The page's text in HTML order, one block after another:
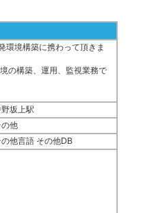
環境構築に携わって頂きま
の構築、運用、監視業務で
坂上駅
の他
の他言語 その他DB